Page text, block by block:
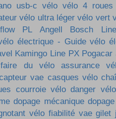
usb-c vélo vélo 4 roues
vélo ultra léger vélo vert
PL Angell
Bosch
électrique - Guide vélo
Kamingo Line PX Pogacar
du vélo
assurance
vae casques vélo
courroie vélo danger vélo
dopage mécanique
vélo fiabilité vae gilet